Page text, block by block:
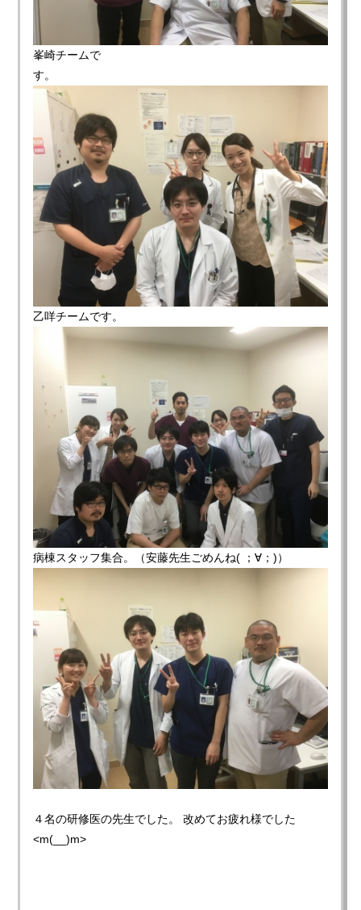
峯崎チームで
す。
乙咩チームです。
病棟スタッフ集合。（安藤先生ごめんね( ；∀；)）
４名の研修医の先生でした。 改めてお疲れ様でした
<m(__)m>